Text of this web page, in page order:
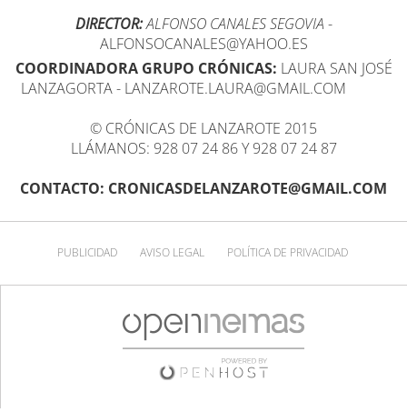
DIRECTOR:ALFONSO CANALES SEGOVIA -
ALFONSOCANALES@YAHOO.ES
COORDINADORA GRUPO CRÓNICAS: LAURA SAN JOSÉ
LANZAGORTA - LANZAROTE.LAURA@GMAIL.COM
© CRÓNICAS DE LANZAROTE 2015
LLÁMANOS: 928 07 24 86 Y 928 07 24 87
CONTACTO: CRONICASDELANZAROTE@GMAIL.COM
PUBLICIDAD AVISO LEGAL POLÍTICA DE PRIVACIDAD